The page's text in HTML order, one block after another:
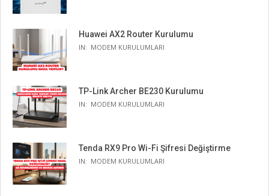
Huawei AX2 Router Kurulumu
IN: MODEM KURULUMLARI
TP-Link Archer BE230 Kurulumu
IN: MODEM KURULUMLARI
Tenda RX9 Pro Wi-Fi Şifresi Değiştirme
IN: MODEM KURULUMLARI